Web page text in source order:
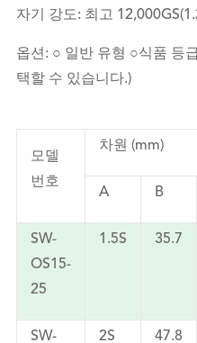
자기 강도: 최고
옵션: ○ 일반 유형 ○식품 등
택할 수 있습니다.)
모델
번호
차원 (mm)
A B
SW-
OS15-
25
1.5S 35.7
SW-
2S 47.8